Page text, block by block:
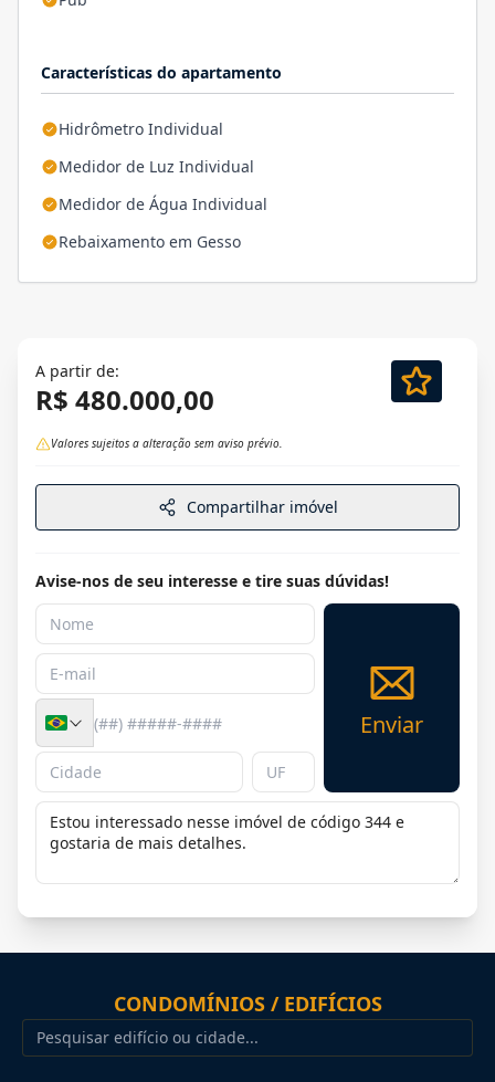
Características do apartamento
Hidrômetro Individual
Medidor de Luz Individual
Medidor de Água Individual
Rebaixamento em Gesso
A partir de:
R$ 480.000,00
Valores sujeitos a alteração sem aviso prévio.
Compartilhar imóvel
Avise-nos de seu interesse e tire suas dúvidas!
Enviar
CONDOMÍNIOS / EDIFÍCIOS